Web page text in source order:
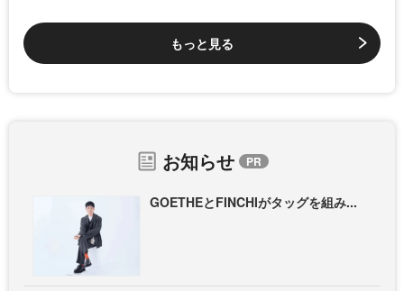
もっと見る
お知らせ
GOETHEとFINCHIがタッグを組み...